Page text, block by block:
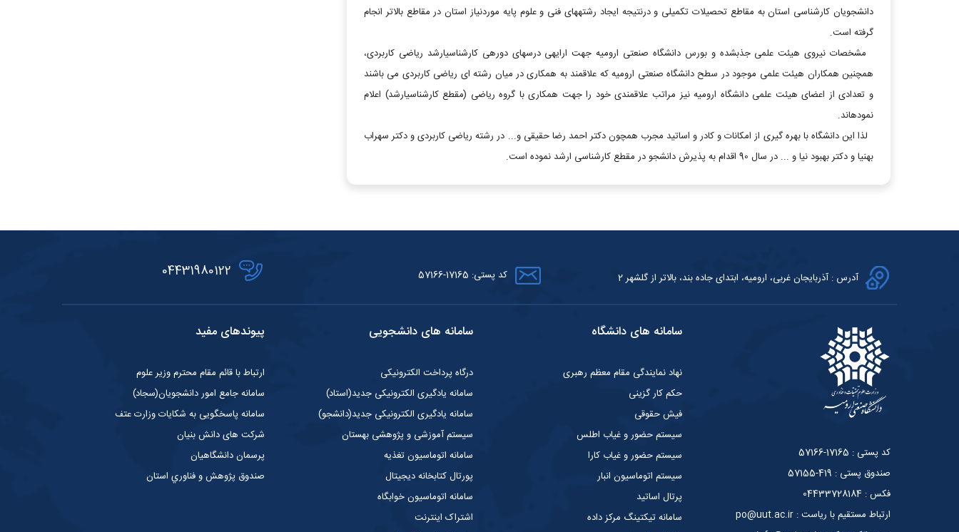
دانشجویان کارشناسی استان به مقاطع تحصیلات تکمیلی و درنتیجه ایجاد رشته­های فنی و علوم پایه موردنیاز استان در مقاطع بالاتر انجام
گرفته است.
مشخصات نیروی هیئت علمی جذب­شده و بورس دانشگاه صنعتی ارومیه جهت ارایه­ی درس­های دوره­ی کارشناسی­ارشد ریاضی کاربردی،
همچنین همکاران هیئت علمی موجود در سطح دانشگاه صنعتی ارومیه که علاقمند به همکاری در میان رشته ای ریاضی کاربردی می باشند
و تعدادی از اعضای هیئت علمی دانشگاه ارومیه نیز مراتب علاقمندی خود را جهت همکاری با گروه ریاضی (مقطع کارشناسی­ارشد) اعلام
نموده­اند.
لذا این دانشگاه با بهره گیری از امکانات و کادر و اساتید مجرب همچون دکتر احمد رضا حقیقی و... در رشته ریاضی کاربردی و دکتر سهراب
بهنیا و دکتر بهبود نیا و ... در سال 90 اقدام به پذیرش دانشجو در مقطع کارشناسی ارشد نموده است.
آدرس : آذربایجان غربی، ارومیه، ابتدای جاده بند، بالاتر از گلشهر 2 کد پستی: 17165-57166 04431980122
کد پستی : 17165-57166
صندوق پستی : 419-57155
فکس : 04433728184
ارتباط مستقیم با ریاست : po@uut.ac.ir
سامانه های دانشگاه
نهاد نمایندگی مقام معظم رهبری
حکم کار گزینی
فیش حقوقی
سیستم حضور و غیاب اطلس
سیستم حضور و غیاب کارا
سیستم اتوماسیون انبار
پرتال اساتید
سامانه تیکتینگ مرکز داده
سامانه های دانشجویی
درگاه پرداخت الکترونیکی
سامانه یادگیری الکترونیکی جدید(استاد)
سامانه یادگیری الکترونیکی جدید(دانشجو)
سیستم آموزشی و پژوهشی بهستان
سامانه اتوماسیون تغذیه
پورتال کتابخانه دیجیتال
سامانه اتوماسیون خوابگاه
اشتراک اینترنت
پیوندهای مفید
ارتباط با قائم مقام محترم وزیر علوم
سامانه جامع امور دانشجویان(سجاد)
سامانه پاسخگویی به شکایات وزارت عتف
شرکت های دانش بنیان
پرسمان دانشگاهیان
صندوق پژوهش و فناوري استان